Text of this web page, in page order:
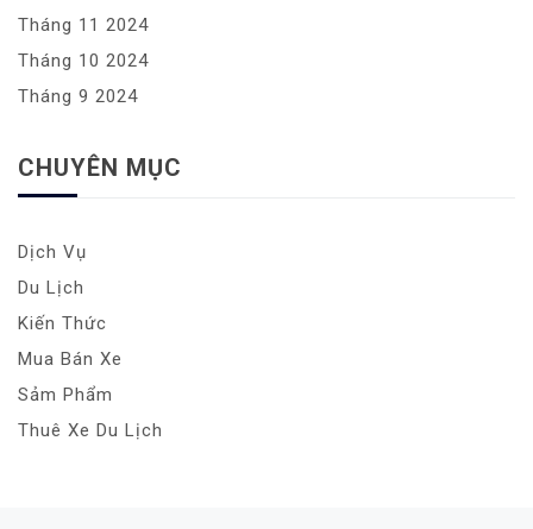
Tháng 11 2024
Tháng 10 2024
Tháng 9 2024
CHUYÊN MỤC
Dịch Vụ
Du Lịch
Kiến Thức
Mua Bán Xe
Sảm Phẩm
Thuê Xe Du Lịch